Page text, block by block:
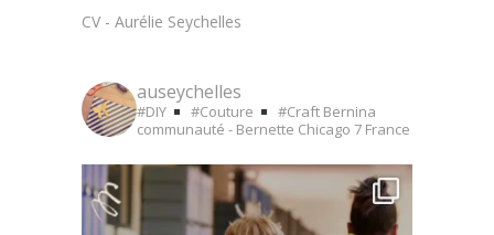
CV - Aurélie Seychelles
auseychelles
#DIY #Couture #Craft Bernina
communauté - Bernette Chicago 7 France